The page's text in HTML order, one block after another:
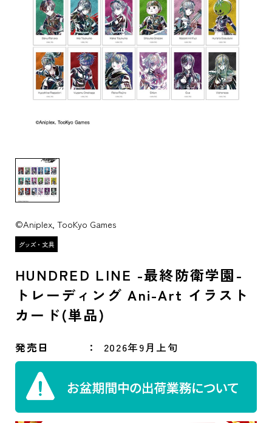
©Aniplex, TooKyo Games
HUNDRED LINE -最終防衛学園-
トレーディング Ani-Art イラスト
カード(単品)
発売日 2026年9月上旬